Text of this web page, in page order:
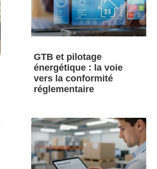
GTB et pilotage
énergétique : la voie
vers la conformité
réglementaire